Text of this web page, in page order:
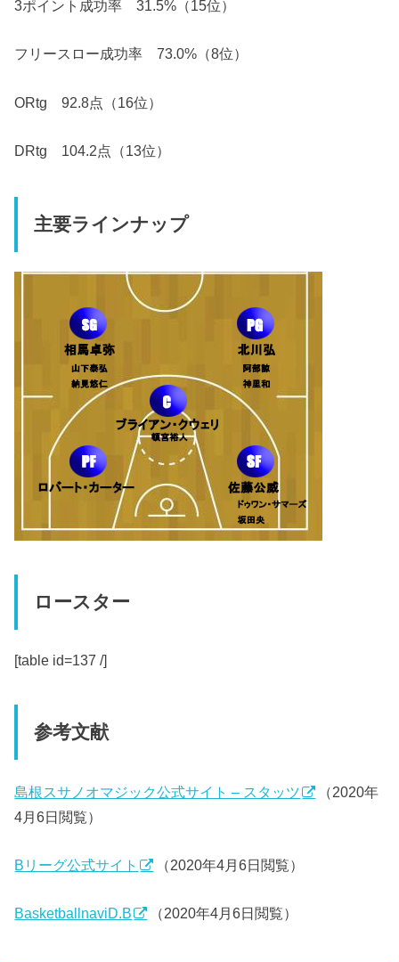
3ポイント成功率 31.5%（15位）
フリースロー成功率 73.0%（8位）
ORtg 92.8点（16位）
DRtg 104.2点（13位）
主要ラインナップ
ロースター
[table id=137 /]
参考文献
島根スサノオマジック公式サイト – スタッツ
（2020年
4月6日閲覧）
Bリーグ公式サイト （2020年4月6日閲覧）
BasketballnaviD.B （2020年4月6日閲覧）